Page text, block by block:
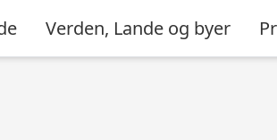
Verden, Lande og byer